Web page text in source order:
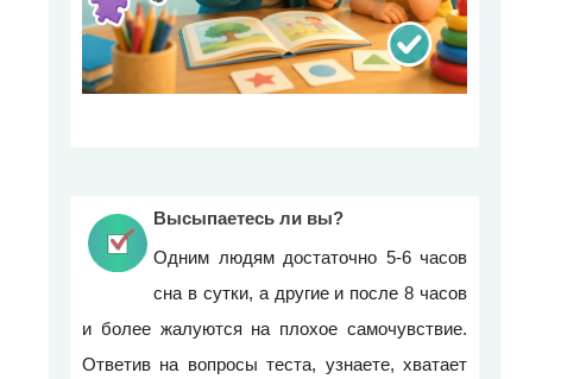
Высыпаетесь ли вы?
Одним людям достаточно 5-6 часов
сна в сутки, а другие и после 8 часов
и более жалуются на плохое самочувствие.
Ответив на вопросы теста, узнаете, хватает